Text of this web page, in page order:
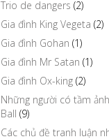
Trio de dangers (2)
Gia đình King Vegeta (2)
Gia đình Gohan (1)
Gia đình Mr Satan (1)
Gia đình Ox-king (2)
Những người có tầm
Ball (9)
Các chủ đề tranh luận